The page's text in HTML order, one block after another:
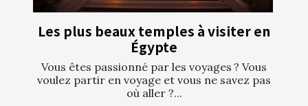
Les plus beaux temples à visiter en
Égypte
Vous êtes passionné par les voyages ? Vous
voulez partir en voyage et vous ne savez pas
où aller ?...